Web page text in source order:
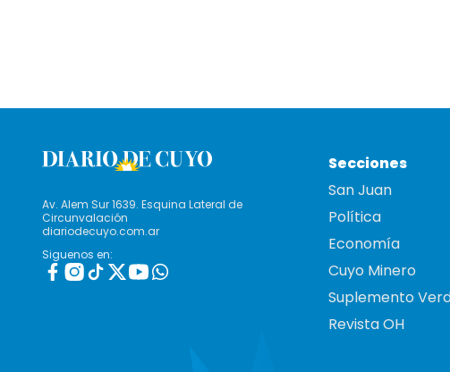
Av. Alem Sur 1639. Esquina Lateral de
Circunvalación
diariodecuyo.com.ar
Siguenos en:
Secciones
San Juan
Política
Economía
Cuyo Minero
Suplemento
Revista OH